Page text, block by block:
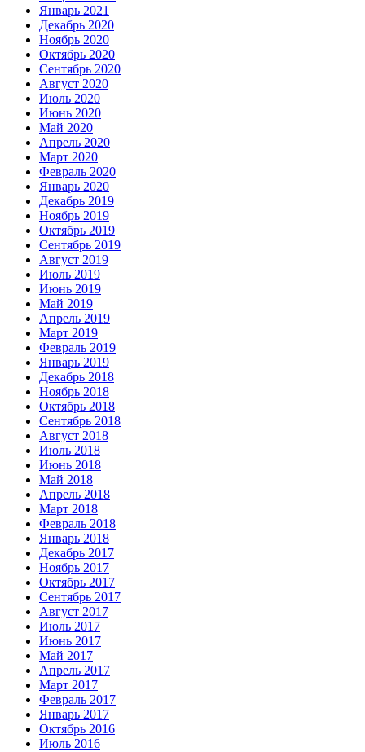
Январь 2021
Декабрь 2020
Ноябрь 2020
Октябрь 2020
Сентябрь 2020
Август 2020
Июль 2020
Июнь 2020
Май 2020
Апрель 2020
Март 2020
Февраль 2020
Январь 2020
Декабрь 2019
Ноябрь 2019
Октябрь 2019
Сентябрь 2019
Август 2019
Июль 2019
Июнь 2019
Май 2019
Апрель 2019
Март 2019
Февраль 2019
Январь 2019
Декабрь 2018
Ноябрь 2018
Октябрь 2018
Сентябрь 2018
Август 2018
Июль 2018
Июнь 2018
Май 2018
Апрель 2018
Март 2018
Февраль 2018
Январь 2018
Декабрь 2017
Ноябрь 2017
Октябрь 2017
Сентябрь 2017
Август 2017
Июль 2017
Июнь 2017
Май 2017
Апрель 2017
Март 2017
Февраль 2017
Январь 2017
Октябрь 2016
Июль 2016